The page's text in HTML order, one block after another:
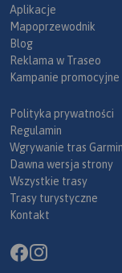
Aplikacje
Mapoprzewodnik
Blog
Reklama w Traseo
Kampanie promocyjne
Polityka prywatności
Regulamin
Wgrywanie tras Garmin
Dawna wersja strony
Wszystkie trasy
Trasy turystyczne
Kontakt